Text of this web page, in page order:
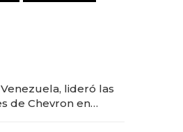
lideró las
de Chevron en